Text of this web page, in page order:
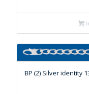
BP (2) Silver identity